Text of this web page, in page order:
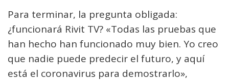
Para terminar, la pregunta obligada:
¿funcionará Rivit TV? «Todas las pruebas que
han hecho han funcionado muy bien. Yo creo
que nadie puede predecir el futuro, y aquí
está el coronavirus para demostrarlo»,